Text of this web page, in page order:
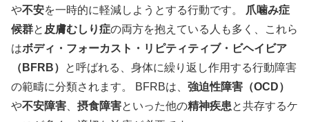
や不安を一時的に軽減しようとする行動です。
爪噛み症
候群と 皮膚むしり症の両方を抱えている人も多く、これら
はボディ・フォーカスト・リピティティブ・ビヘイビア
（BFRB）
と呼ばれる、身体に繰り返し作用する行動障害
の範疇に分類されます。 BFRBは、 強迫性障害（OCD）
や不安障害 摂食障害といった他の精神疾患と共存するケ